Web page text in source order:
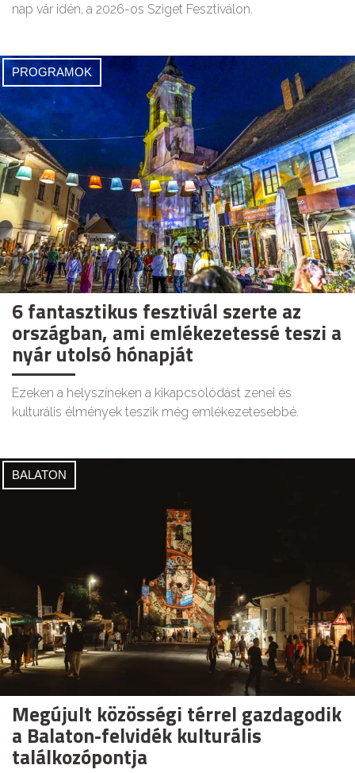
nap vár idén, a 2026-os Sziget Fesztiválon.
PROGRAMOK
6 fantasztikus fesztivál szerte az
országban, ami emlékezetessé teszi a
nyár utolsó hónapját
Ezeken a helyszíneken a kikapcsolódást zenei és
kulturális élmények teszik még emlékezetesebbé.
BALATON
Megújult közösségi térrel gazdagodik
a Balaton-felvidék kulturális
találkozópontja